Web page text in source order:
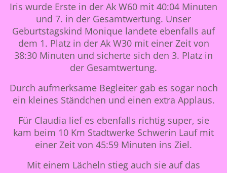
Iris wurde Erste in der Ak W60 mit 40:04 Minuten
und 7. in der Gesamtwertung. Unser
Geburtstagskind Monique landete ebenfalls auf
dem 1. Platz in der Ak W30 mit einer Zeit von
38:30 Minuten und sicherte sich den 3. Platz in
der Gesamtwertung.
Durch aufmerksame Begleiter gab es sogar noch
ein kleines Ständchen und einen extra Applaus.
Für Claudia lief es ebenfalls richtig super, sie
kam beim 10 Km Stadtwerke Schwerin Lauf mit
einer Zeit von 45:59 Minuten ins Ziel.
Mit einem Lächeln stieg auch sie auf das